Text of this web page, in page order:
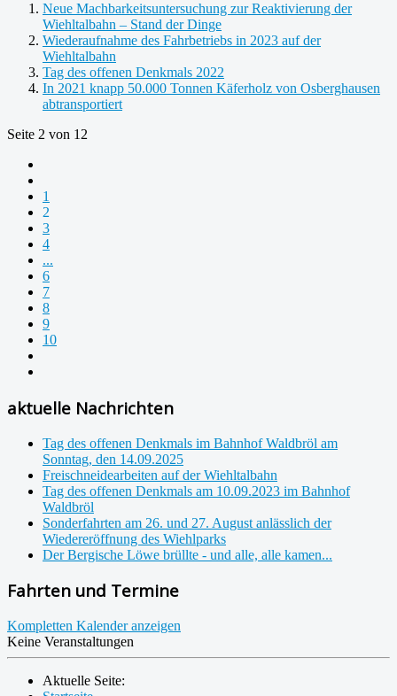
Neue Machbarkeitsuntersuchung zur Reaktivierung der
Wiehltalbahn – Stand der Dinge
Wiederaufnahme des Fahrbetriebs in 2023 auf der
Wiehltalbahn
Tag des offenen Denkmals 2022
In 2021 knapp 50.000 Tonnen Käferholz von Osberghausen
abtransportiert
Seite 2 von 12
1
2
3
4
...
6
7
8
9
10
aktuelle Nachrichten
Tag des offenen Denkmals im Bahnhof Waldbröl am
Sonntag, den 14.09.2025
Freischneidearbeiten auf der Wiehltalbahn
Tag des offenen Denkmals am 10.09.2023 im Bahnhof
Waldbröl
Sonderfahrten am 26. und 27. August anlässlich der
Wiedereröffnung des Wiehlparks
Der Bergische Löwe brüllte - und alle, alle kamen...
Fahrten und Termine
Kompletten Kalender anzeigen
Keine Veranstaltungen
Aktuelle Seite: